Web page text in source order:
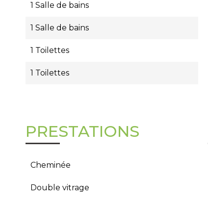
1 Salle de bains
1 Salle de bains
1 Toilettes
1 Toilettes
PRESTATIONS
Cheminée
Double vitrage